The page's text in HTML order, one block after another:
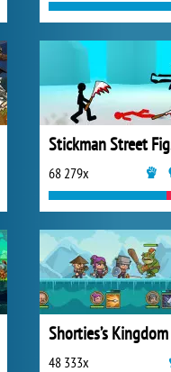
68 279x
Shorties’s
48 333x